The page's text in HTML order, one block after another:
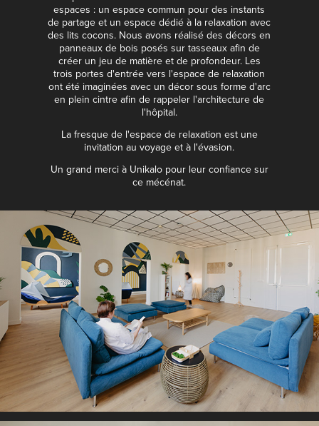
espaces : un espace commun pour des instants
de partage et un espace dédié à la relaxation avec
des lits cocons. Nous avons réalisé des décors en
panneaux de bois posés sur tasseaux afin de
créer un jeu de matière et de profondeur. Les
trois portes d'entrée vers l'espace de relaxation
ont été imaginées avec un décor sous forme d'arc
en plein cintre afin de rappeler l'architecture de
l'hôpital.
La fresque de l'espace de relaxation est une
invitation au voyage et à l'évasion.
Un grand merci à Unikalo pour leur confiance sur
ce mécénat.